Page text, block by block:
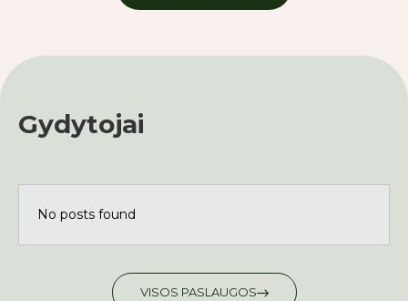
Gydytojai
No posts found
VISOS PASLAUGOS